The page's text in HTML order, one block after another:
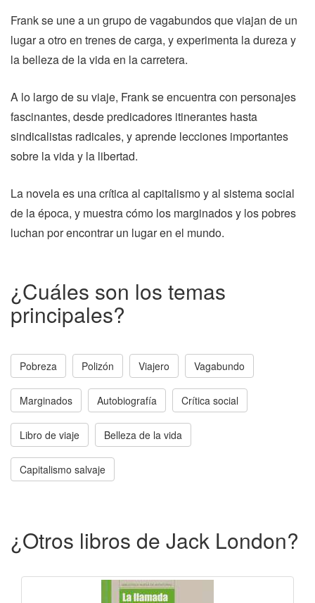
Frank se une a un grupo de vagabundos que viajan de un
lugar a otro en trenes de carga, y experimenta la dureza y
la belleza de la vida en la carretera.
A lo largo de su viaje, Frank se encuentra con personajes
fascinantes, desde predicadores itinerantes hasta
sindicalistas radicales, y aprende lecciones importantes
sobre la vida y la libertad.
La novela es una crítica al capitalismo y al sistema social
de la época, y muestra cómo los marginados y los pobres
luchan por encontrar un lugar en el mundo.
¿Cuáles son los temas
principales?
Pobreza Polizón Viajero Vagabundo
Marginados Autobiografía Crítica social
Libro de viaje Belleza de la vida
Capitalismo salvaje
¿Otros libros de Jack London?